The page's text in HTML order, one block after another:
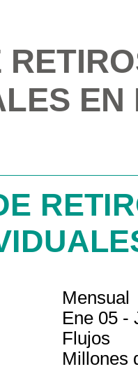
Mensual
Ene 05 -
Flujos
Millones